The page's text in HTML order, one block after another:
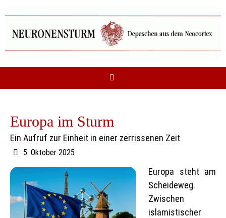
springen
Europa im Sturm
Ein Aufruf zur Einheit in einer zerrissenen Zeit
5. Oktober 2025
Europa steht am
Scheideweg.
Zwischen
islamistischer